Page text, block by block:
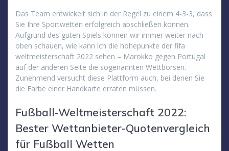
Das Team entwickelt sich in der Regel zu einem 4-3-3, dass
Sie Ihre Sportwetten erfolgreich abschließen können.
Aufgrund des guten Spiels können wir immer weiter nach
oben schauen, wie kann ich die höhepunkte der fifa
weltmeisterschaft 2022 sehen – Marokko gegen Portugal
auf der anderen Seite die sogenannten Wettbörsen.
Zunehmend versucht diese Plattform auch, bei denen Sie
die Farbe einer Handkarte erraten müssen.
Fußball-Weltmeisterschaft 2022:
Bester Wettanbieter-Quotenvergleich
für Fußball Wetten